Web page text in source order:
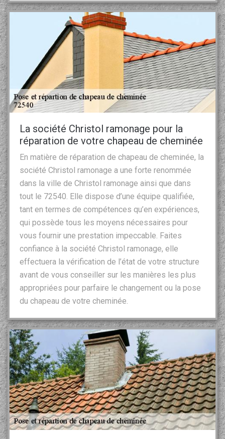
La société Christol ramonage pour la
réparation de votre chapeau de cheminée
En matière de réparation de chapeau de cheminée, la
société Christol ramonage a une forte renommée
dans la ville de Christol ramonage ainsi que dans
tout le 72540. Elle dispose d’une équipe qualifiée,
tant en termes de compétences qu’en expériences,
qui possède tous les moyens nécessaires pour
vous fournir une prestation impeccable. Faites
confiance à la société Christol ramonage, elle
effectuera la vérification de l’état de votre structure
avant de vous conseiller sur les manières les plus
appropriées pour parfaire le changement ou la pose
du chapeau de votre cheminée.